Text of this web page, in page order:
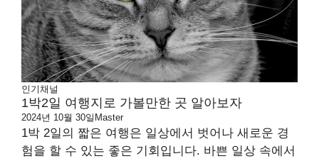
인기채널
1박2일 여행지로 가볼만한 곳 알아보자
2024년 10월 30일 Master
1박 2일의 짧은 여행은 일상에서 벗어나 새로운 경
험을 할 수 있는 좋은 기회입니다. 바쁜 일상 속에서